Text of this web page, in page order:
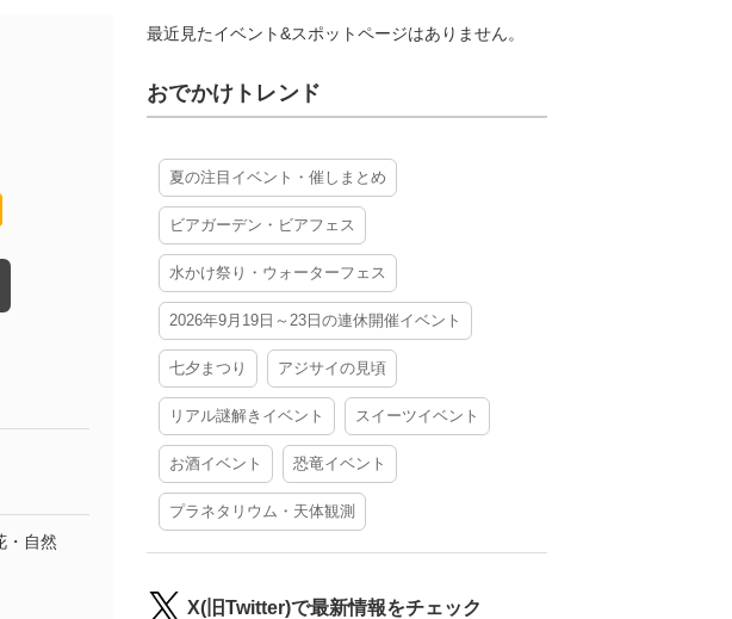
・自然
最近見たイベント&スポットページはありません。
おでかけトレンド
夏の注目イベント・催しまとめ
ビアガーデン・ビアフェス
水かけ祭り・ウォーターフェス
2026年9月19日～23日の連休開催イベント
七夕まつり アジサイの見頃
リアル謎解きイベント スイーツイベント
お酒イベント 恐竜イベント
プラネタリウム・天体観測
X(旧Twitter)で最新情報をチェック